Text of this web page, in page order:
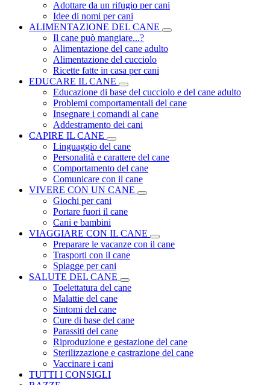
Adottare da un rifugio per cani
Idee di nomi per cani
ALIMENTAZIONE DEL CANE
Il cane può mangiare...?
Alimentazione del cane adulto
Alimentazione del cucciolo
Ricette fatte in casa per cani
EDUCARE IL CANE
Educazione di base del cucciolo e del cane adulto
Problemi comportamentali del cane
Insegnare i comandi al cane
Addestramento dei cani
CAPIRE IL CANE
Linguaggio del cane
Personalità e carattere del cane
Comportamento del cane
Comunicare con il cane
VIVERE CON UN CANE
Giochi per cani
Portare fuori il cane
Cani e bambini
VIAGGIARE CON IL CANE
Preparare le vacanze con il cane
Trasporti con il cane
Spiagge per cani
SALUTE DEL CANE
Toelettatura del cane
Malattie del cane
Sintomi del cane
Cure di base del cane
Parassiti del cane
Riproduzione e gestazione del cane
Sterilizzazione e castrazione del cane
Vaccinare i cani
TUTTI I CONSIGLI